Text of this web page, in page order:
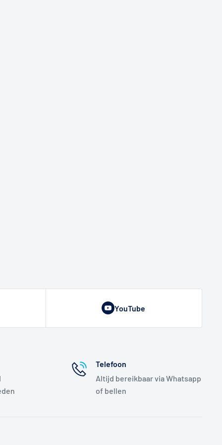
YouTube
Telefoon
Altijd bereikbaar via Whatsapp
of bellen